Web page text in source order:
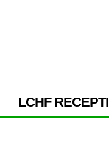
LCHF RECEPTI